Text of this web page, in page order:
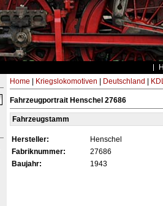
Home Kriegslokomotiven Deutschland
Fahrzeugportrait Henschel 27686
Fahrzeugstamm
Hersteller:
Henschel
Fabriknummer:
27686
Baujahr:
1943